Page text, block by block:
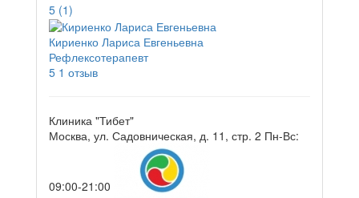
5 (1)
Кириенко Лариса Евгеньевна
Рефлексотерапевт
5 1 отзыв
Клиника "Тибет"
Москва, ул. Садовническая, д. 11, стр. 2 Пн-Вс:
09:00-21:00